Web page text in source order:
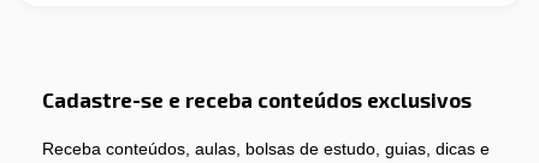
Cadastre-se e receba conteúdos exclusivos
Receba conteúdos, aulas, bolsas de estudo, guias, dicas e